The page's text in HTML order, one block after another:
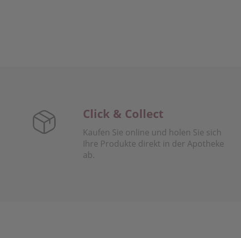
Click & Collect
Kaufen Sie online und holen Sie sich
Ihre Produkte direkt in der Apotheke
ab.